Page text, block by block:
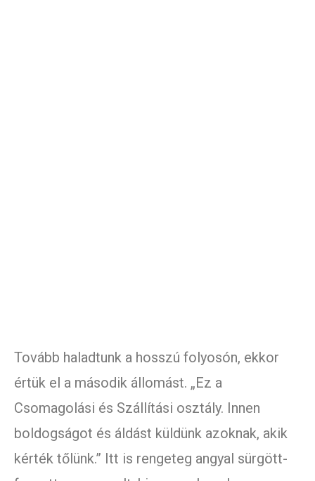
Tovább haladtunk a hosszú folyosón, ekkor
értük el a második állomást. „Ez a
Csomagolási és Szállítási osztály. Innen
boldogságot és áldást küldünk azoknak, akik
kérték tőlünk.” Itt is rengeteg angyal sürgött-